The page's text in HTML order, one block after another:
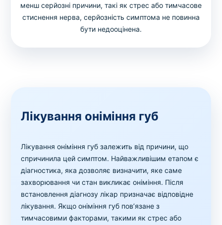
менш серйозні причини, такі як стрес або тимчасове
стиснення нерва, серйозність симптома не повинна
бути недооцінена.
Лікування оніміння губ
Лікування оніміння губ залежить від причини, що
спричинила цей симптом. Найважливішим етапом є
діагностика, яка дозволяє визначити, яке саме
захворювання чи стан викликає оніміння. Після
встановлення діагнозу лікар призначає відповідне
лікування. Якщо оніміння губ пов’язане з
тимчасовими факторами, такими як стрес або